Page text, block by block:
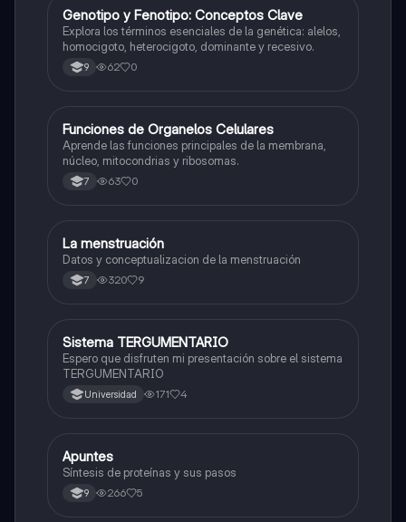
GBiologia
Genotipo y Fenotipo: Conceptos Clave
Explora los términos esenciales de la genética: alelos,
homocigoto, heterocigoto, dominante y recesivo.
9 62 0
FBiologia
Funciones de Organelos Celulares
Aprende las funciones principales de la membrana,
núcleo, mitocondrias y ribosomas.
7 63 0
Biologia
La menstruación
Datos y conceptualizacion de la menstruación
7 320 9
Biologia
Sistema TERGUMENTARIO
Espero que disfruten mi presentación sobre el sistema
TERGUMENTARIO
Universidad 171 4
Biologia
Apuntes
Síntesis de proteínas y sus pasos
9 266 5